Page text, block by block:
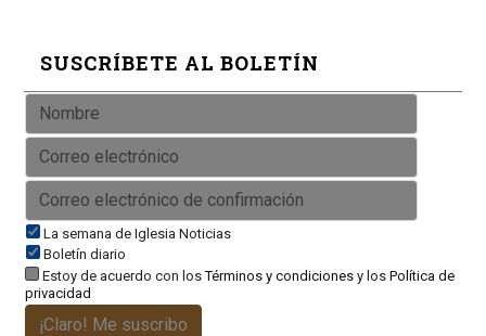
SUSCRÍBETE AL BOLETÍN
La semana de Iglesia Noticias
Boletín diario
Estoy de acuerdo con losTérminos y condicionesy los Política de
privacidad
¡Claro! Me suscribo